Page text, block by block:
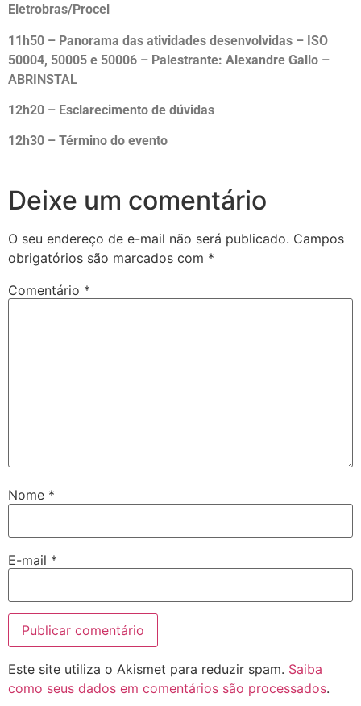
Eletrobras/Procel
11h50 – Panorama das atividades desenvolvidas – ISO
50004, 50005 e 50006 – Palestrante: Alexandre Gallo –
ABRINSTAL
12h20 – Esclarecimento de dúvidas
12h30 – Término do evento
Deixe um comentário
O seu endereço de e-mail não será publicado. Campos
obrigatórios são marcados com *
Comentário *
Nome *
E-mail *
Este site utiliza o Akismet para reduzir spam. Saiba
como seus dados em comentários são processados.